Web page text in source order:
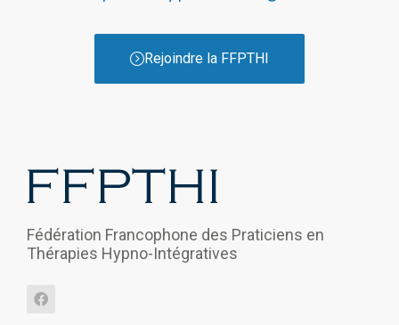
Rejoindre la FFPTHI
Fédération Francophone des Praticiens en
Thérapies Hypno-Intégratives